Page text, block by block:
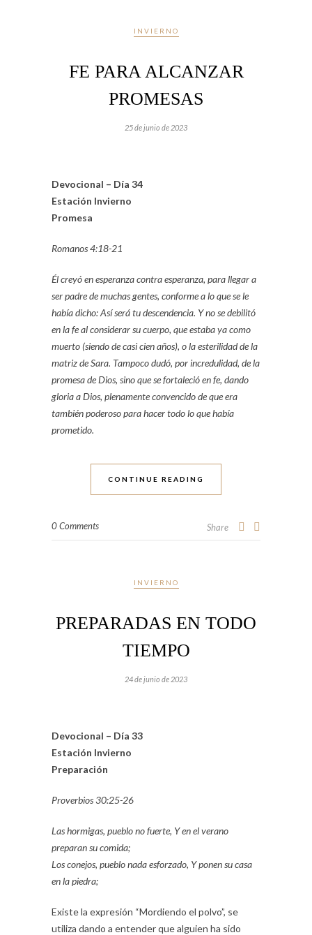
INVIERNO
FE PARA ALCANZAR
PROMESAS
25 de junio de 2023
Devocional – Día 34
Estación Invierno
Promesa
Romanos 4:18-21
Él creyó en esperanza contra esperanza, para llegar a
ser padre de muchas gentes, conforme a lo que se le
había dicho: Así será tu descendencia. Y no se debilitó
en la fe al considerar su cuerpo, que estaba ya como
muerto (siendo de casi cien años), o la esterilidad de la
matriz de Sara. Tampoco dudó, por incredulidad, de la
promesa de Dios, sino que se fortaleció en fe, dando
gloria a Dios, plenamente convencido de que era
también poderoso para hacer todo lo que había
prometido.
CONTINUE READING
0 Comments Share
INVIERNO
PREPARADAS EN TODO
TIEMPO
24 de junio de 2023
Devocional – Día 33
Estación Invierno
Preparación
Proverbios 30:25-26
Las hormigas, pueblo no fuerte, Y en el verano
preparan su comida;
Los conejos, pueblo nada esforzado, Y ponen su casa
en la piedra;
Existe la expresión “Mordiendo el polvo”, se
utiliza dando a entender que alguien ha sido